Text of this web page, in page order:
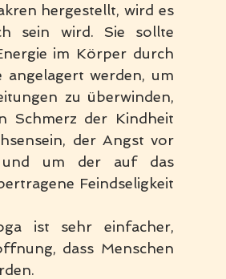
hergestellt, wird es
sein wird. Sie sollte
im Körper durch
angelagert werden, um
zu überwinden,
Schmerz der Kindheit
der Angst vor
und um der auf das
Feindseligkeit
ist sehr einfacher,
dass Menschen